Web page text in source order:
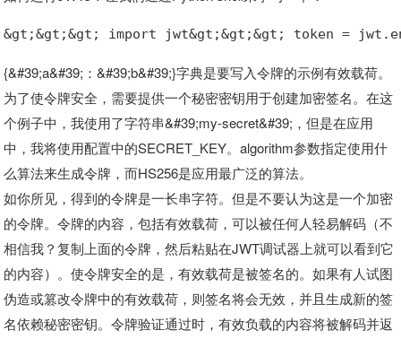
&gt;&gt;&gt; import jwt&gt;&gt;&gt; token =
{&#39;a&#39;：&#39;b&#39;}字典是要写入令牌的示例有效载荷。
为了使令牌安全，需要提供一个秘密密钥用于创建加密签名。在这
个例子中，我使用了字符串&#39;my-secret&#39;，但是在应用
中，我将使用配置中的SECRET_KEY。algorithm参数指定使用什
么算法来生成令牌，而HS256是应用最广泛的算法。
如你所见，得到的令牌是一长串字符。但是不要认为这是一个加密
的令牌。令牌的内容，包括有效载荷，可以被任何人轻易解码（不
相信我？复制上面的令牌，然后粘贴在JWT调试器上就可以看到它
的内容）。使令牌安全的是，有效载荷是被签名的。如果有人试图
伪造或篡改令牌中的有效载荷，则签名将会无效，并且生成新的签
名依赖秘密密钥。令牌验证通过时，有效负载的内容将被解码并返